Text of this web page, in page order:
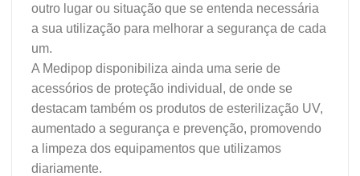
outro lugar ou situação que se entenda necessária
a sua utilização para melhorar a segurança de cada
um.
A Medipop disponibiliza ainda uma serie de
acessórios de proteção individual, de onde se
destacam também os produtos de esterilização UV,
aumentado a segurança e prevenção, promovendo
a limpeza dos equipamentos que utilizamos
diariamente.